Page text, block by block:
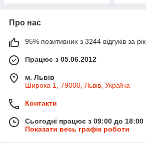
Про нас
95% позитивних з 3244 відгуків за рік
Працює з 05.06.2012
м. Львів
Широка 1, 79000, Львів, Україна
Контакти
Сьогодні працює з 09:00 до 18:00
Показати весь графік роботи